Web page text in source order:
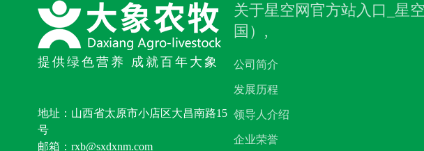
提供绿色营养 成就百年大象
地址：山西省太原市小店区大昌南路15
号
邮箱：rxb@sxdxnm.com
关于星空网官方站入口_星
国）,
公司简介
发展历程
领导人介绍
企业荣誉